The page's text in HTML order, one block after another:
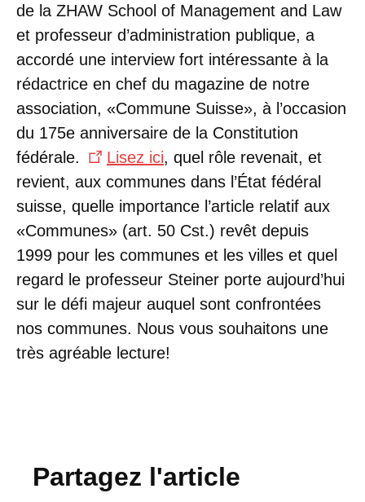
de la ZHAW School of Management and Law
et professeur d’administration publique, a
accordé une interview fort intéressante à la
rédactrice en chef du magazine de notre
association, «Commune Suisse», à l’occasion
du 175e anniversaire de la Constitution
fédérale.
Lisez ici, quel rôle revenait, et
revient, aux communes dans l’État fédéral
suisse, quelle importance l’article relatif aux
«Communes» (art. 50 Cst.) revêt depuis
1999 pour les communes et les villes et quel
regard le professeur Steiner porte aujourd’hui
sur le défi majeur auquel sont confrontées
nos communes. Nous vous souhaitons une
très agréable lecture!
Partagez l'article